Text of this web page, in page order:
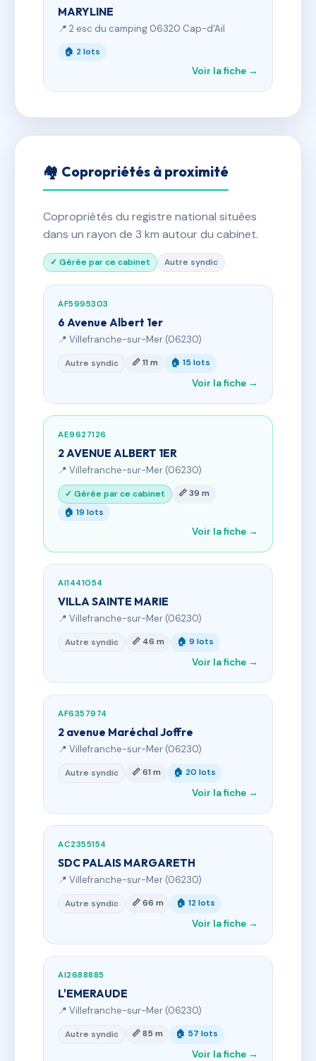
MARYLINE
📍 2 esc du camping 06320 Cap-d'Ail
🏠 2 lots
Voir la fiche →
🏘 Copropriétés à proximité
Copropriétés du registre national situées
dans un rayon de 3 km autour du cabinet.
✓ Gérée par ce cabinet Autre syndic
AF5995303
6 Avenue Albert 1er
📍 Villefranche-sur-Mer (06230)
Autre syndic 📏 11 m 🏠 15 lots
Voir la fiche →
AE9627126
2 AVENUE ALBERT 1ER
📍 Villefranche-sur-Mer (06230)
✓ Gérée par ce cabinet
📏 39 m
🏠 19 lots
Voir la fiche →
AI1441054
VILLA SAINTE MARIE
📍 Villefranche-sur-Mer (06230)
Autre syndic 📏 46 m 🏠 9 lots
Voir la fiche →
AF6357974
2 avenue Maréchal Joffre
📍 Villefranche-sur-Mer (06230)
Autre syndic 📏 61 m 🏠 20 lots
Voir la fiche →
AC2355154
SDC PALAIS MARGARETH
📍 Villefranche-sur-Mer (06230)
Autre syndic 📏 66 m 🏠 12 lots
Voir la fiche →
AI2688885
L'EMERAUDE
📍 Villefranche-sur-Mer (06230)
Autre syndic 📏 85 m 🏠 57 lots
Voir la fiche →